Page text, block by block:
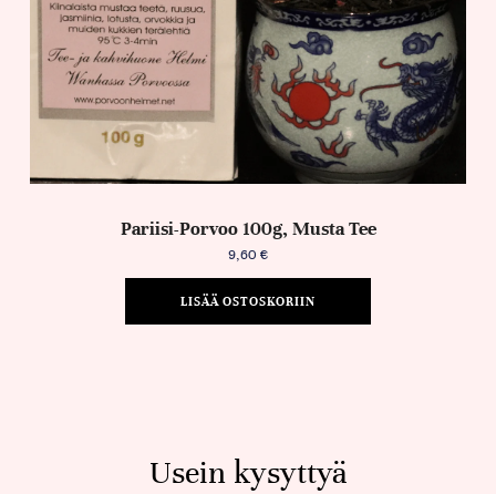
Pariisi-Porvoo 100g, Musta Tee
9,60 €
LISÄÄ OSTOSKORIIN
Usein kysyttyä